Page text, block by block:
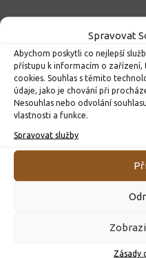
Spravovat
Abychom poskytli co nejlepší
přístupu k informacím o zařízení,
cookies. Souhlas s těmito
údaje, jako je chování při
Nesouhlas nebo odvolání
vlastnosti a funkce.
Spravovat služby
Zásady
ROZHODNUTÍ O PŘIJETÍ K
PRO ROK 2026